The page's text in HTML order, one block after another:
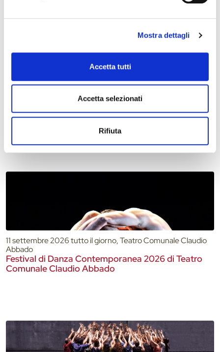
Mostra dettagli
Accetta tutti
Accetta selezionati
Rifiuta
10 settembre 2026, Biblioteca Comunale Bassani di Ferrara
“Taglia Unica” di Maria Pia Pucci: una storia sulle
fragilità dell’adolescenza, il corpo e il peso dello
11 settembre 2026 tutto il giorno, Teatro Comunale Claudio
Abbado
Festival di Danza Contemporanea 2026 di Teatro
Comunale Claudio Abbado